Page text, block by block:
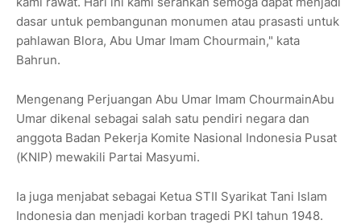
dasar untuk pembangunan monumen atau prasasti untuk
pahlawan Blora, Abu Umar Imam Chourmain," kata
Bahrun.
Mengenang Perjuangan Abu Umar Imam ChourmainAbu
Umar dikenal sebagai salah satu pendiri negara dan
anggota Badan Pekerja Komite Nasional Indonesia Pusat
(KNIP) mewakili Partai Masyumi.
Ia juga menjabat sebagai Ketua STII Syarikat Tani Islam
Indonesia dan menjadi korban tragedi PKI tahun 1948.